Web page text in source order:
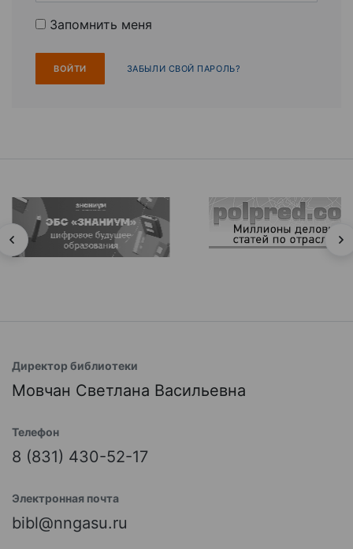
Запомнить меня
ЗАБЫЛИ СВОЙ ПАРОЛЬ?
Директор библиотеки
Мовчан Светлана Васильевна
Телефон
8 (831) 430-52-17
Электронная почта
bibl@nngasu.ru